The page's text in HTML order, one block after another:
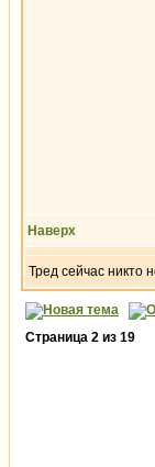
Наверх
Тред сейчас никто
Страница 2 из 19